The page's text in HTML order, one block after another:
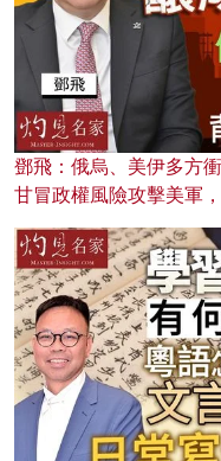
鄧飛：俄烏、美伊多方
甘冒政權風險攻擊美軍